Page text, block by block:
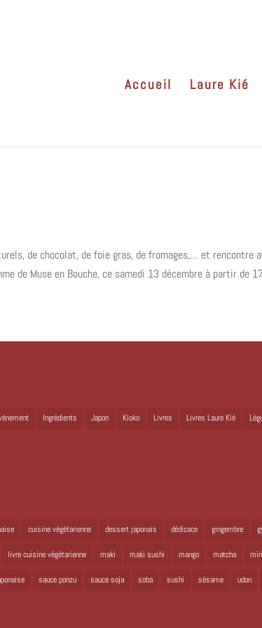
Accueil Laure Kié
de chocolat, de foie gras, de fromages,… et rencontre
de Muse en Bouche, ce samedi 13 décembre à partir de
Ingrédients Japon Kioko Livres Livres Laure Kié
cuisine végétarienne dessert japonais dédicace gingembre
livre cuisine végétarienne maki maki sushi mango matcha
sauce ponzu sauce soja soba sushi sésame udon